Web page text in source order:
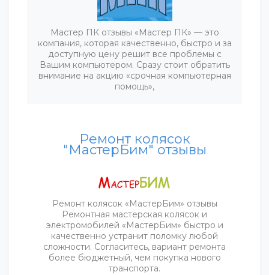
Мастер ПК отзывы «Мастер ПК» — это
компания, которая качественно, быстро и за
доступную цену решит все проблемы с
Вашим компьютером. Сразу стоит обратить
внимание на акцию «срочная компьютерная
помощь»,
Ремонт колясок
"МастерБим" отзывы
Ремонт колясок «МастерБим» отзывы
Ремонтная мастерская колясок и
электромобилей «МастерБим» быстро и
качественно устранит поломку любой
сложности. Согласитесь, вариант ремонта
более бюджетный, чем покупка нового
транспорта.